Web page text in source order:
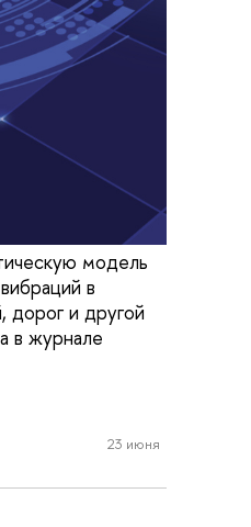
модель
в
дорог и другой
в журнале
23 июня